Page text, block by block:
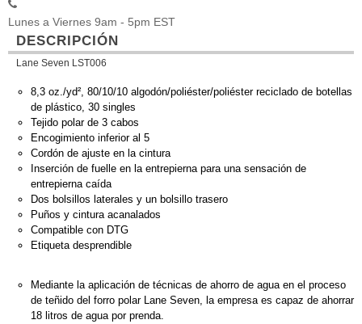
Lunes a Viernes 9am - 5pm EST
DESCRIPCIÓN
Lane Seven LST006
8,3 oz./yd², 80/10/10 algodón/poliéster/poliéster reciclado de botellas
de plástico, 30 singles
Tejido polar de 3 cabos
Encogimiento inferior al 5
Cordón de ajuste en la cintura
Inserción de fuelle en la entrepierna para una sensación de
entrepierna caída
Dos bolsillos laterales y un bolsillo trasero
Puños y cintura acanalados
Compatible con DTG
Etiqueta desprendible
Mediante la aplicación de técnicas de ahorro de agua en el proceso
de teñido del forro polar Lane Seven, la empresa es capaz de ahorrar
18 litros de agua por prenda.